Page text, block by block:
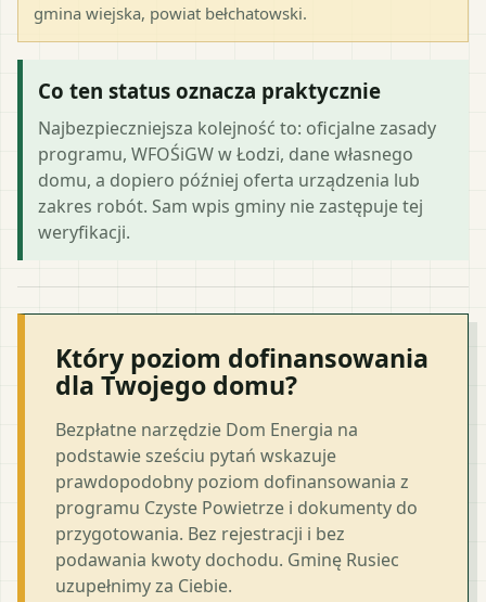
gmina wiejska, powiat bełchatowski.
Co ten status oznacza praktycznie
Najbezpieczniejsza kolejność to: oficjalne zasady
programu, WFOŚiGW w Łodzi, dane własnego
domu, a dopiero później oferta urządzenia lub
zakres robót. Sam wpis gminy nie zastępuje tej
weryfikacji.
Który poziom dofinansowania
dla Twojego domu?
Bezpłatne narzędzie Dom Energia na
podstawie sześciu pytań wskazuje
prawdopodobny poziom dofinansowania z
programu Czyste Powietrze i dokumenty do
przygotowania. Bez rejestracji i bez
podawania kwoty dochodu. Gminę Rusiec
uzupełnimy za Ciebie.